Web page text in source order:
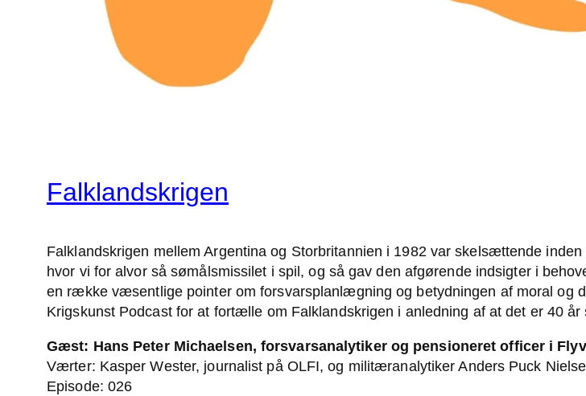
Falklandskrigen
Falklandskrigen mellem Argentina og Storbritannien i 1982 var skelsættende
hvor vi for alvor så sømålsmissilet i spil, og så gav den afgørende indsigter i
en række væsentlige pointer om forsvarsplanlægning og betydningen af moral og
Krigskunst Podcast for at fortælle om Falklandskrigen i anledning af at det er 40 år
Gæst: Hans Peter Michaelsen, forsvarsanalytiker og pensioneret officer i
Værter: Kasper Wester, journalist på OLFI, og militæranalytiker Anders Puck
Episode: 026